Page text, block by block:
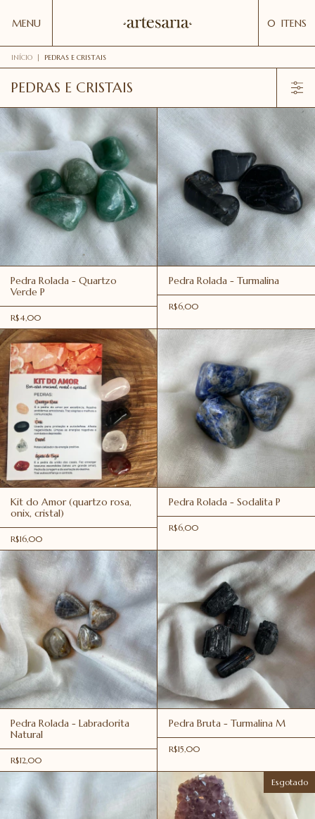
MENU 0 ITENS
INÍCIO | PEDRAS E CRISTAIS
PEDRAS E CRISTAIS
Pedra Rolada - Quartzo
Verde P
R$4,00
Pedra Rolada - Turmalina
R$6,00
Kit do Amor (quartzo rosa,
onix, cristal)
R$16,00
Pedra Rolada - Sodalita P
R$6,00
Pedra Rolada - Labradorita
Natural
R$12,00
Pedra Bruta - Turmalina M
R$15,00
Esgotado